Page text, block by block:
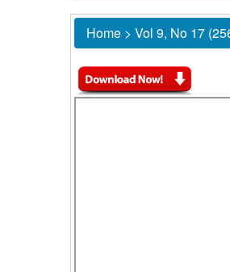
Home > Vol 9, No 17